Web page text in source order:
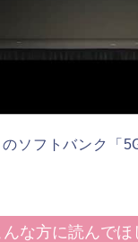
ソフトバンク「
んな方に読んでほ